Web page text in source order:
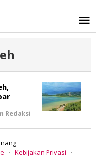
Redaksi
Kebijakan Privasi